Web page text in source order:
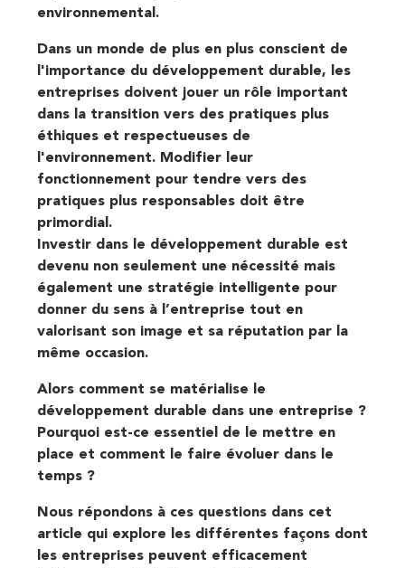
environnemental.
Dans un monde de plus en plus conscient de
l'importance du développement durable, les
entreprises doivent jouer un rôle important
dans la transition vers des pratiques plus
éthiques et respectueuses de
l'environnement. Modifier leur
fonctionnement pour tendre vers des
pratiques plus responsables doit être
primordial.
Investir dans le développement durable est
devenu non seulement une nécessité mais
également une stratégie intelligente pour
donner du sens à l’entreprise tout en
valorisant son image et sa réputation par la
même occasion.
Alors comment se matérialise le
développement durable dans une entreprise ?
Pourquoi est-ce essentiel de le mettre en
place et comment le faire évoluer dans le
temps ?
Nous répondons à ces questions dans cet
article qui explore les différentes façons dont
les entreprises peuvent efficacement